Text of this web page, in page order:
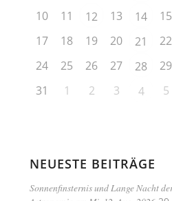
10
11 12 13 14 15
17
18 19 20 21 22
24
25 26 27 28 29
31
1 2 3 4 5
NEUESTE BEITRÄGE
Sonnenfinsternis und Lange Nacht